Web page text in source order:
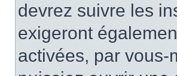
devrez suivre les
exigeront
activées, par vous-